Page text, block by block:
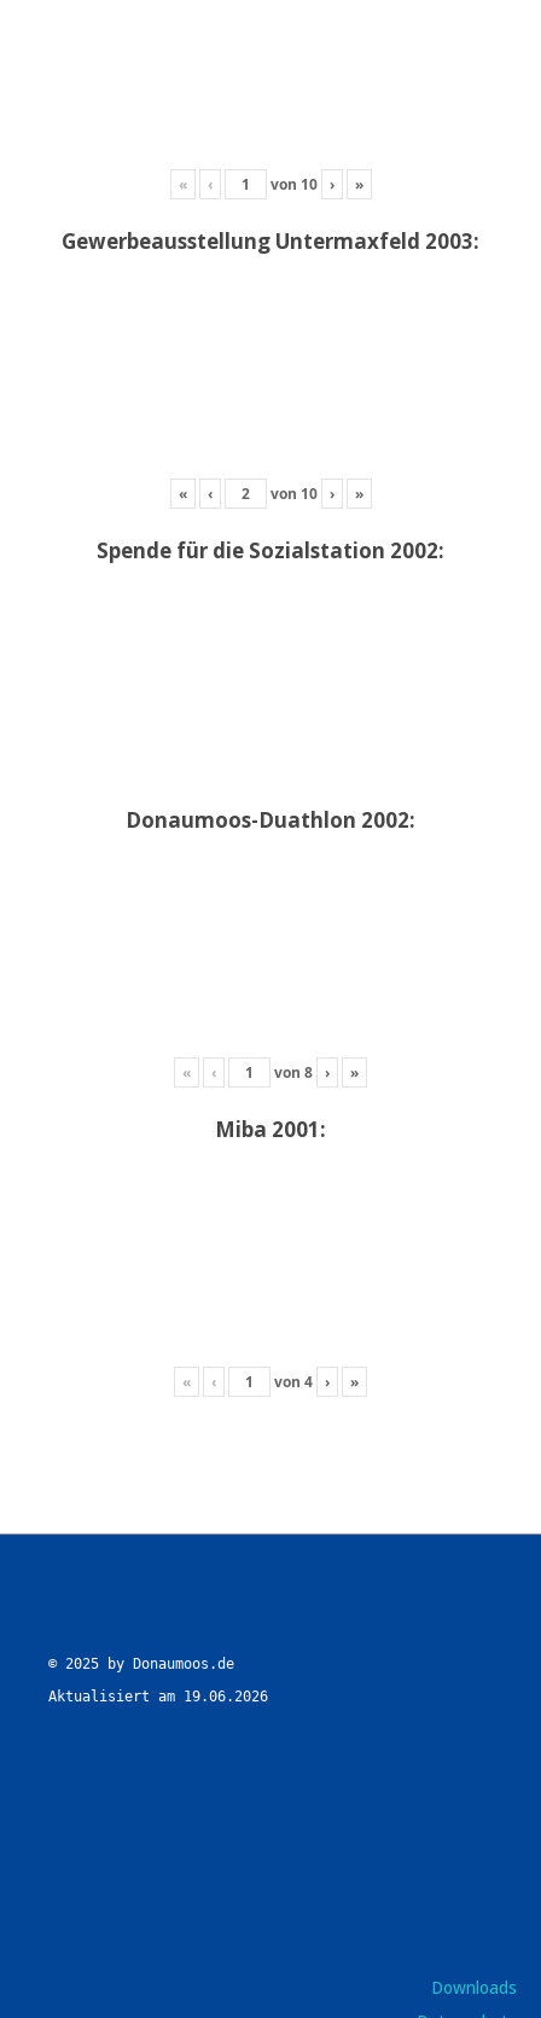
« ‹ von 10 › »
Gewerbeausstellung Untermaxfeld 2003:
« ‹ von 10 › »
Spende für die Sozialstation 2002:
Donaumoos-Duathlon 2002:
« ‹ von 8 › »
Miba 2001:
« ‹ von 4 › »
© 2025 by Donaumoos.de
Aktualisiert am 19.06.2026
Downloads